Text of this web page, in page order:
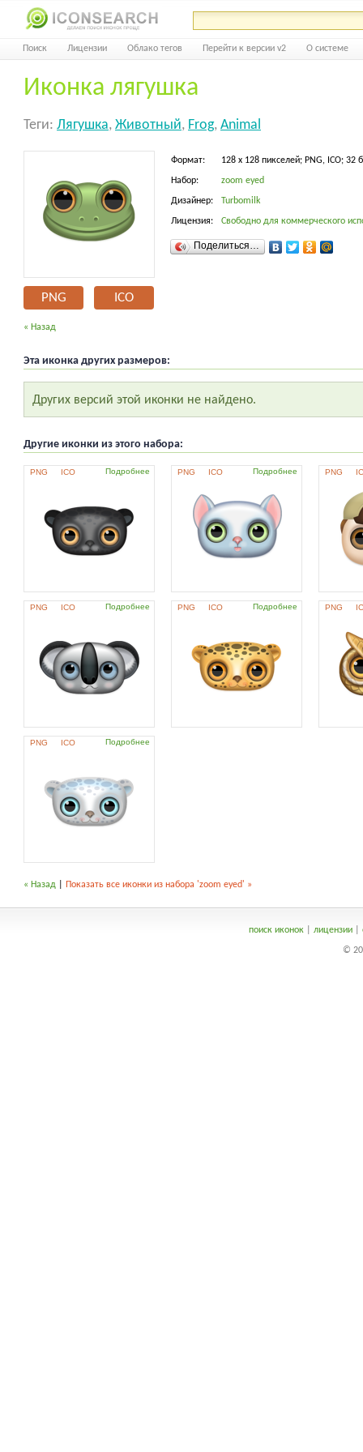
Поиск Лицензии Облако тегов Перейти к версии v2 О системе
Иконка лягушка
Теги: Лягушка, Животный, Frog, Animal
PNG ICO
Формат: 128 x 128 пикселей; PNG, ICO; 32
Набор: zoom eyed
Дизайнер: Turbomilk
Лицензия: Свободно для коммерческого
Поделиться…
« Назад
Эта иконка других размеров:
Других версий этой иконки не найдено.
Другие иконки из этого набора:
PNG ICO Подробнее PNG ICO Подробнее PNG
PNG ICO Подробнее PNG ICO Подробнее PNG
PNG ICO Подробнее
« Назад Показать все иконки из набора 'zoom eyed' »
поиск иконок| лицензии|
©